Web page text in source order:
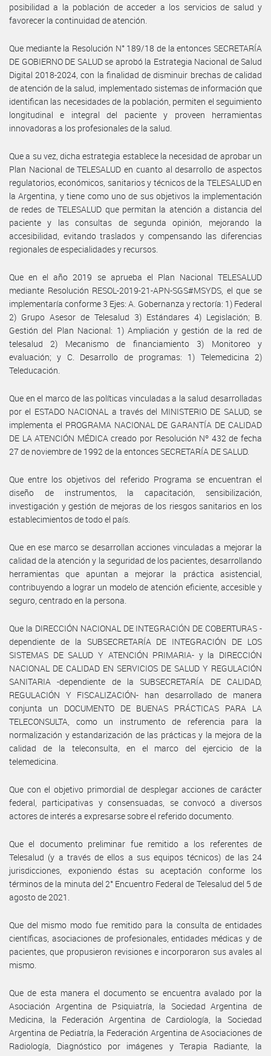
posibilidad a la población de acceder a los servicios de salud y
favorecer la continuidad de atención.
Que mediante la Resolución N° 189/18 de la entonces SECRETARÍA
DE GOBIERNO DE SALUD se aprobó la Estrategia Nacional de Salud
Digital 2018-2024, con la finalidad de disminuir brechas de calidad
de atención de la salud, implementado sistemas de información que
identifican las necesidades de la población, permiten el seguimiento
longitudinal e integral del paciente y proveen herramientas
innovadoras a los profesionales de la salud.
Que a su vez, dicha estrategia establece la necesidad de aprobar un
Plan Nacional de TELESALUD en cuanto al desarrollo de aspectos
regulatorios, económicos, sanitarios y técnicos de la TELESALUD en
la Argentina, y tiene como uno de sus objetivos la implementación
de redes de TELESALUD que permitan la atención a distancia del
paciente y las consultas de segunda opinión, mejorando la
accesibilidad, evitando traslados y compensando las diferencias
regionales de especialidades y recursos.
Que en el año 2019 se aprueba el Plan Nacional TELESALUD
mediante Resolución RESOL-2019-21-APN-SGS#MSYDS, el que se
implementaría conforme 3 Ejes: A. Gobernanza y rectoría: 1) Federal
2) Grupo Asesor de Telesalud 3) Estándares 4) Legislación; B.
Gestión del Plan Nacional: 1) Ampliación y gestión de la red de
telesalud 2) Mecanismo de financiamiento 3) Monitoreo y
evaluación; y C. Desarrollo de programas: 1) Telemedicina 2)
Teleducación.
Que en el marco de las políticas vinculadas a la salud desarrolladas
por el ESTADO NACIONAL a través del MINISTERIO DE SALUD, se
implementa el PROGRAMA NACIONAL DE GARANTÍA DE CALIDAD
DE LA ATENCIÓN MÉDICA creado por Resolución Nº 432 de fecha
27 de noviembre de 1992 de la entonces SECRETARÍA DE SALUD.
Que entre los objetivos del referido Programa se encuentran el
diseño de instrumentos, la capacitación, sensibilización,
investigación y gestión de mejoras de los riesgos sanitarios en los
establecimientos de todo el país.
Que en ese marco se desarrollan acciones vinculadas a mejorar la
calidad de la atención y la seguridad de los pacientes, desarrollando
herramientas que apuntan a mejorar la práctica asistencial,
contribuyendo a lograr un modelo de atención eficiente, accesible y
seguro, centrado en la persona.
Que la DIRECCIÓN NACIONAL DE INTEGRACIÓN DE COBERTURAS -
dependiente de la SUBSECRETARÍA DE INTEGRACIÓN DE LOS
SISTEMAS DE SALUD Y ATENCIÓN PRIMARIA- y la DIRECCIÓN
NACIONAL DE CALIDAD EN SERVICIOS DE SALUD Y REGULACIÓN
SANITARIA -dependiente de la SUBSECRETARÍA DE CALIDAD,
REGULACIÓN Y FISCALIZACIÓN- han desarrollado de manera
conjunta un DOCUMENTO DE BUENAS PRÁCTICAS PARA LA
TELECONSULTA, como un instrumento de referencia para la
normalización y estandarización de las prácticas y la mejora de la
calidad de la teleconsulta, en el marco del ejercicio de la
telemedicina.
Que con el objetivo primordial de desplegar acciones de carácter
federal, participativas y consensuadas, se convocó a diversos
actores de interés a expresarse sobre el referido documento.
Que el documento preliminar fue remitido a los referentes de
Telesalud (y a través de ellos a sus equipos técnicos) de las 24
jurisdicciones, exponiendo éstas su aceptación conforme los
términos de la minuta del 2° Encuentro Federal de Telesalud del 5 de
agosto de 2021.
Que del mismo modo fue remitido para la consulta de entidades
científicas, asociaciones de profesionales, entidades médicas y de
pacientes, que propusieron revisiones e incorporaron sus avales al
mismo.
Que de esta manera el documento se encuentra avalado por la
Asociación Argentina de Psiquiatría, la Sociedad Argentina de
Medicina, la Federación Argentina de Cardiología, la Sociedad
Argentina de Pediatría, la Federación Argentina de Asociaciones de
Radiología, Diagnóstico por imágenes y Terapia Radiante, la